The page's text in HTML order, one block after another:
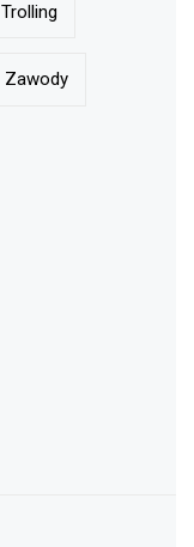
Trolling
Zawody